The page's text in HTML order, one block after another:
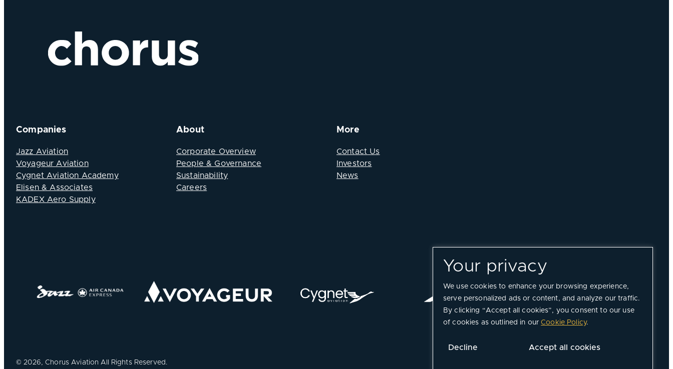
Your privacy
We use cookies to enhance your browsing experience,
serve personalized ads or content, and analyze our traffic.
By clicking “Accept all cookies”, you consent to our use
of cookies as outlined in ourCookie Policy.
Decline Accept all cookies
Companies
Jazz Aviation
Voyageur Aviation
Cygnet Aviation Academy
Elisen & Associates
KADEX Aero Supply
About
Corporate Overview
People & Governance
Sustainability
Careers
More
Contact Us
Investors
News
©2026, Chorus Aviation All Rights Reserved.